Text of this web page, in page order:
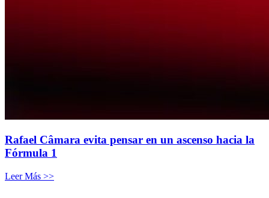
Rafael Câmara evita pensar en un ascenso hacia la
Fórmula 1
Leer Más >>